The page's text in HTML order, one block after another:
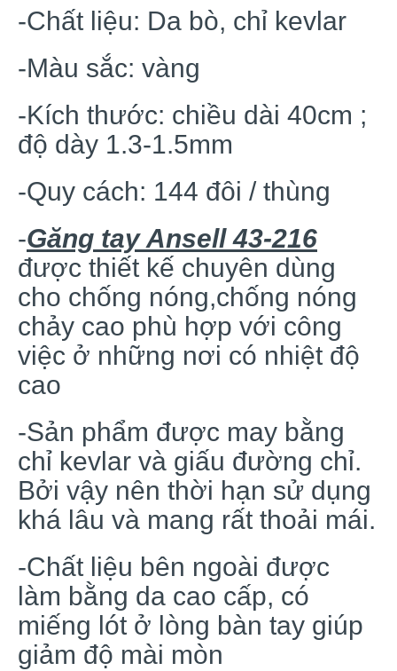
-Chất liệu: Da bò, chỉ kevlar
-Màu sắc: vàng
-Kích thước: chiều dài 40cm ;
độ dày 1.3-1.5mm
-Quy cách: 144 đôi / thùng
-Găng tay Ansell 43-216
được thiết kế chuyên dùng
cho chống nóng,chống nóng
chảy cao phù hợp với công
việc ở những nơi có nhiệt độ
cao
-Sản phẩm được may bằng
chỉ kevlar và giấu đường chỉ.
Bởi vậy nên thời hạn sử dụng
khá lâu và mang rất thoải mái.
-Chất liệu bên ngoài được
làm bằng da cao cấp, có
miếng lót ở lòng bàn tay giúp
giảm độ mài mòn